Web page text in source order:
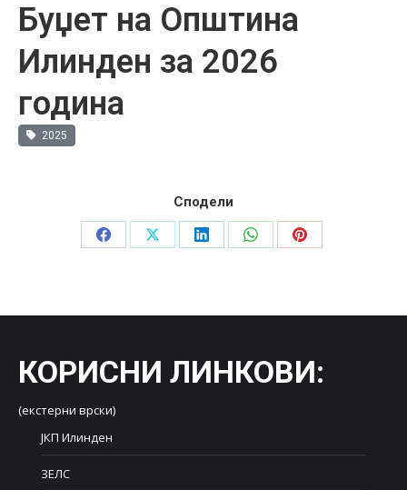
Буџет на Општина
Илинден за 2026
година
2025
Сподели
Share
Share
Share
Share
Share
КОРИСНИ ЛИНКОВИ:
(екстерни врски)
ЈКП Илинден
ЗЕЛС